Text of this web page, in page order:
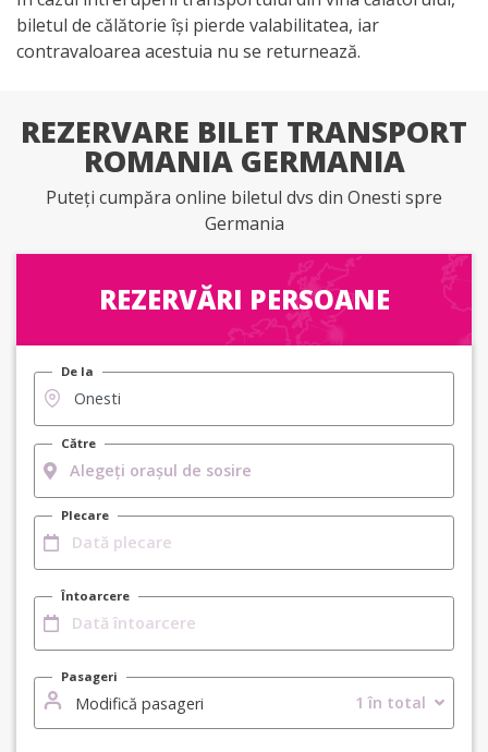
biletul de călătorie își pierde valabilitatea, iar
contravaloarea acestuia nu se returnează.
REZERVARE BILET TRANSPORT
ROMANIA GERMANIA
Puteți cumpăra online biletul dvs din Onesti spre
Germania
REZERVĂRI PERSOANE
De la
Către
Plecare
Întoarcere
Pasageri
Modifică pasageri 1 în total